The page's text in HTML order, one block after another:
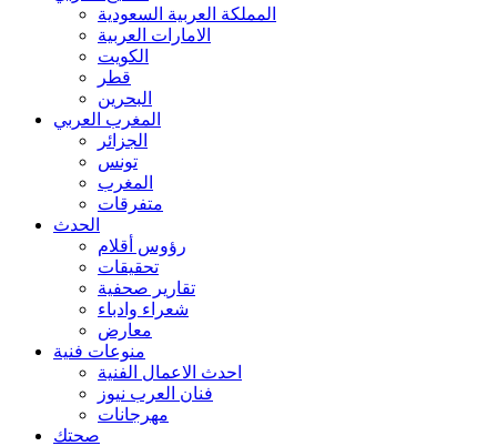
المملكة العربية السعودية
الامارات العربية
الكويت
قطر
البحرين
المغرب العربي
الجزائر
تونس
المغرب
متفرقات
الحدث
رؤوس أقلام
تحقيقات
تقارير صحفية
شعراء وادباء
معارض
منوعات فنية
احدث الاعمال الفنية
فنان العرب نيوز
مهرجانات
صحتك